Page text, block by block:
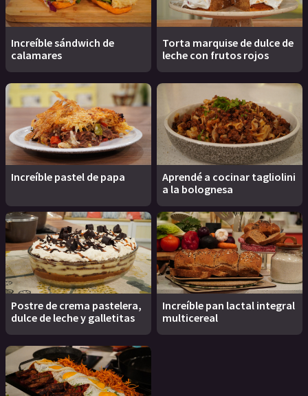
Increíble sándwich de
calamares
Torta marquise de dulce de
leche con frutos rojos
Increíble pastel de papa
Aprendé a cocinar tagliolini
a la bolognesa
Postre de crema pastelera,
dulce de leche y galletitas
Increíble pan lactal integral
multicereal